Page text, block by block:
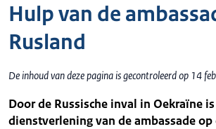
Hulp van de
Rusland
De inhoud van deze pagina is gecontroleerd op 14
Door de Russische inval in Oekraïne
dienstverlening van de ambassade op